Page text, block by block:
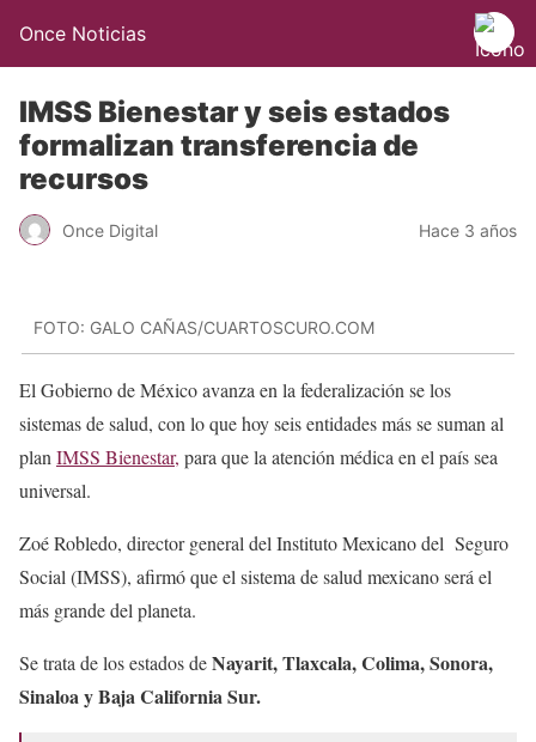
Once Noticias
IMSS Bienestar y seis estados
formalizan transferencia de
recursos
Once Digital Hace 3 años
FOTO: GALO CAÑAS/CUARTOSCURO.COM
El Gobierno de México avanza en la federalización se los
sistemas de salud, con lo que hoy seis entidades más se suman al
plan IMSS Bienestar, para que la atención médica en el país sea
universal.
Zoé Robledo, director general del Instituto Mexicano del Seguro
Social (IMSS), afirmó que el sistema de salud mexicano será el
más grande del planeta.
Se trata de los estados deNayarit, Tlaxcala, Colima, Sonora,
Sinaloa y Baja California Sur.